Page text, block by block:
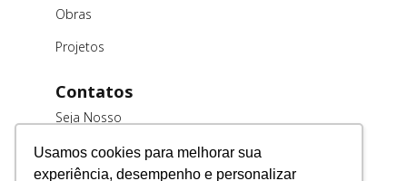
Usamos cookies para melhorar sua
experiência, desempenho e personalizar
Obras
Projetos
Contatos
Seja Nosso
Trabalhe